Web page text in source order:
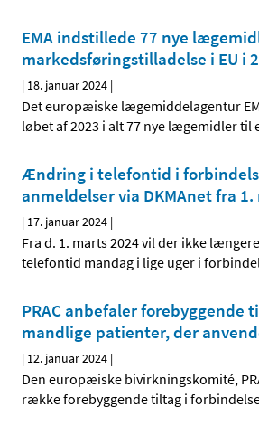
EMA indstillede 77 nye
markedsføringstilladelse i EU i
| 18. januar 2024 |
Det europæiske lægemiddelagentur
løbet af 2023 i alt 77 nye lægemidler til
Ændring i telefontid i
anmeldelser via DKMAnet fra
| 17. januar 2024 |
Fra d. 1. marts 2024 vil der ikke
telefontid mandag i lige uger i
PRAC anbefaler forebyggende
mandlige patienter, der
| 12. januar 2024 |
Den europæiske bivirkningskomité,
række forebyggende tiltag i